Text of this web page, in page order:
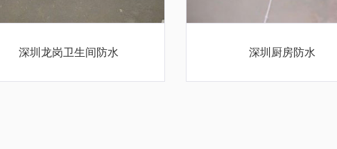
深圳龙岗卫生间防水 深圳厨房防水